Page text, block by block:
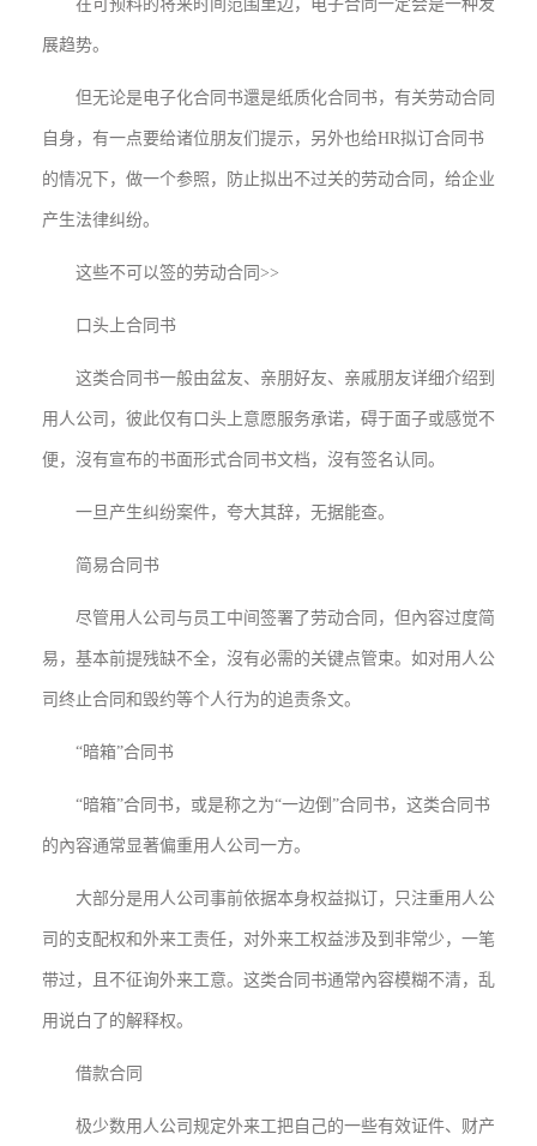
在可预料的将来时间范围里边，电子合同一定会是一种发
展趋势。
但无论是电子化合同书還是纸质化合同书，有关劳动合同
自身，有一点要给诸位朋友们提示，另外也给HR拟订合同书
的情况下，做一个参照，防止拟出不过关的劳动合同，给企业
产生法律纠纷。
这些不可以签的劳动合同>>
口头上合同书
这类合同书一般由盆友、亲朋好友、亲戚朋友详细介绍到
用人公司，彼此仅有口头上意愿服务承诺，碍于面子或感觉不
便，沒有宣布的书面形式合同书文档，沒有签名认同。
一旦产生纠纷案件，夸大其辞，无据能查。
简易合同书
尽管用人公司与员工中间签署了劳动合同，但內容过度简
易，基本前提残缺不全，沒有必需的关键点管束。如对用人公
司终止合同和毁约等个人行为的追责条文。
“暗箱”合同书
“暗箱”合同书，或是称之为“一边倒”合同书，这类合同书
的內容通常显著偏重用人公司一方。
大部分是用人公司事前依据本身权益拟订，只注重用人公
司的支配权和外来工责任，对外来工权益涉及到非常少，一笔
带过，且不征询外来工意。这类合同书通常內容模糊不清，乱
用说白了的解释权。
借款合同
极少数用人公司规定外来工把自己的一些有效证件、财产